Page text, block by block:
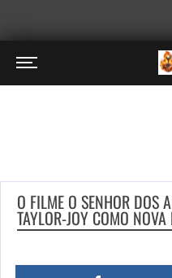
O FILME O SENHOR DOS
TAYLOR-JOY COMO NOVA